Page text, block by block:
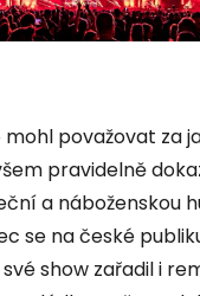
považovat za
pravidelně
a náboženskou
se na české
show zařadil i